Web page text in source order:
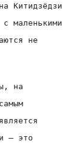
Китидзёдзи
маленькими
не
, на
– это